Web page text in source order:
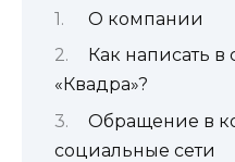
О компании
Как написать
«Квадра»?
Обращение в
социальные сети